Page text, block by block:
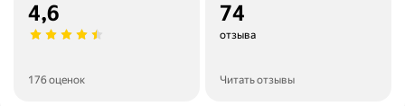
4,6
176 оценок
74
отзыва
Читать отзывы